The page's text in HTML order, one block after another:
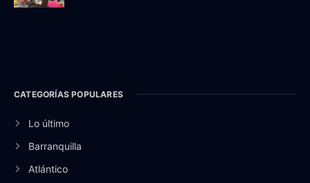
CATEGORÍAS POPULARES
Lo último
Barranquilla
Atlántico